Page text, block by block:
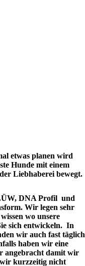
etwas planen wird
Hunde mit einem
Liebhaberei bewegt.
DNA Profil und
Wir legen sehr
wo unsere
sich entwickeln. In
wir auch fast täglich
haben wir eine
angebracht damit wir
kurzzeitig nicht